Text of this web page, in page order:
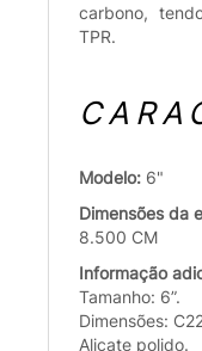
carbono,
TPR.
Modelo: 6"
Dimensões da
8.500 CM
Informação
Tamanho: 6”.
Dimensões:
Alicate polido.